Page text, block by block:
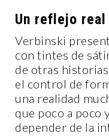
Un reflejo
Verbinski
con tintes de
de otras
el control de
una realidad
que poco a poco
depender de la